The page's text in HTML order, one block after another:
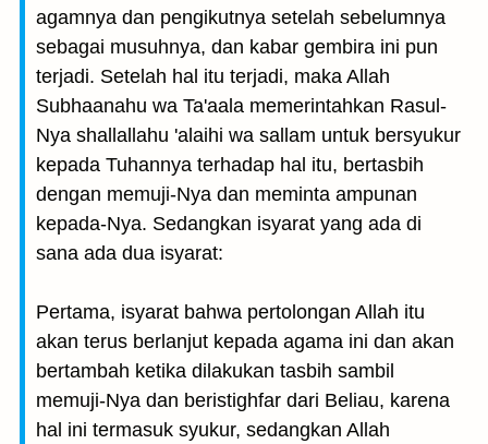
agamnya dan pengikutnya setelah sebelumnya
sebagai musuhnya, dan kabar gembira ini pun
terjadi. Setelah hal itu terjadi, maka Allah
Subhaanahu wa Ta'aala memerintahkan Rasul-
Nya shallallahu 'alaihi wa sallam untuk bersyukur
kepada Tuhannya terhadap hal itu, bertasbih
dengan memuji-Nya dan meminta ampunan
kepada-Nya. Sedangkan isyarat yang ada di
sana ada dua isyarat:
Pertama, isyarat bahwa pertolongan Allah itu
akan terus berlanjut kepada agama ini dan akan
bertambah ketika dilakukan tasbih sambil
memuji-Nya dan beristighfar dari Beliau, karena
hal ini termasuk syukur, sedangkan Allah